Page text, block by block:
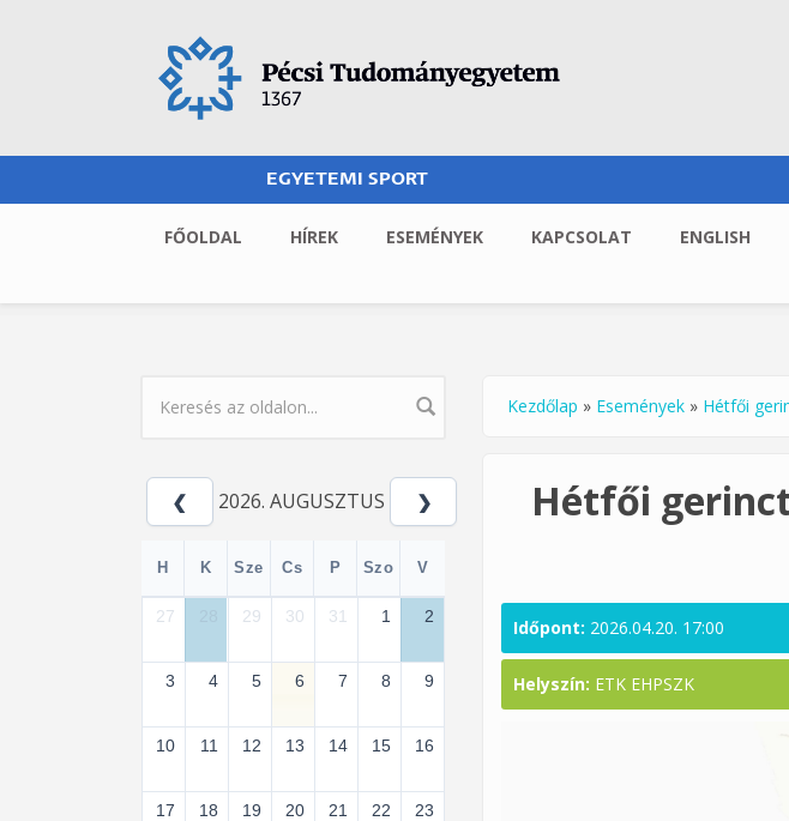
EGYETEMI SPORT
FŐOLDAL HÍREK ESEMÉNYEK KAPCSOLAT
ENGLISH
KERESÉS ŰRLAP
2026. AUGUSZTUS
H K Sze Cs P Szo V
27 29 30 31 1 2
3 4 5 6 7 8 9
10 11 12 13 14 15 16
17 18 19 20 21 22 23
Jelenlegi hely
Kezdőlap » Események » Hétfői
Hétfői
Időpont: 2026.04.20. 17:00
Helyszín: ETK EHPSZK